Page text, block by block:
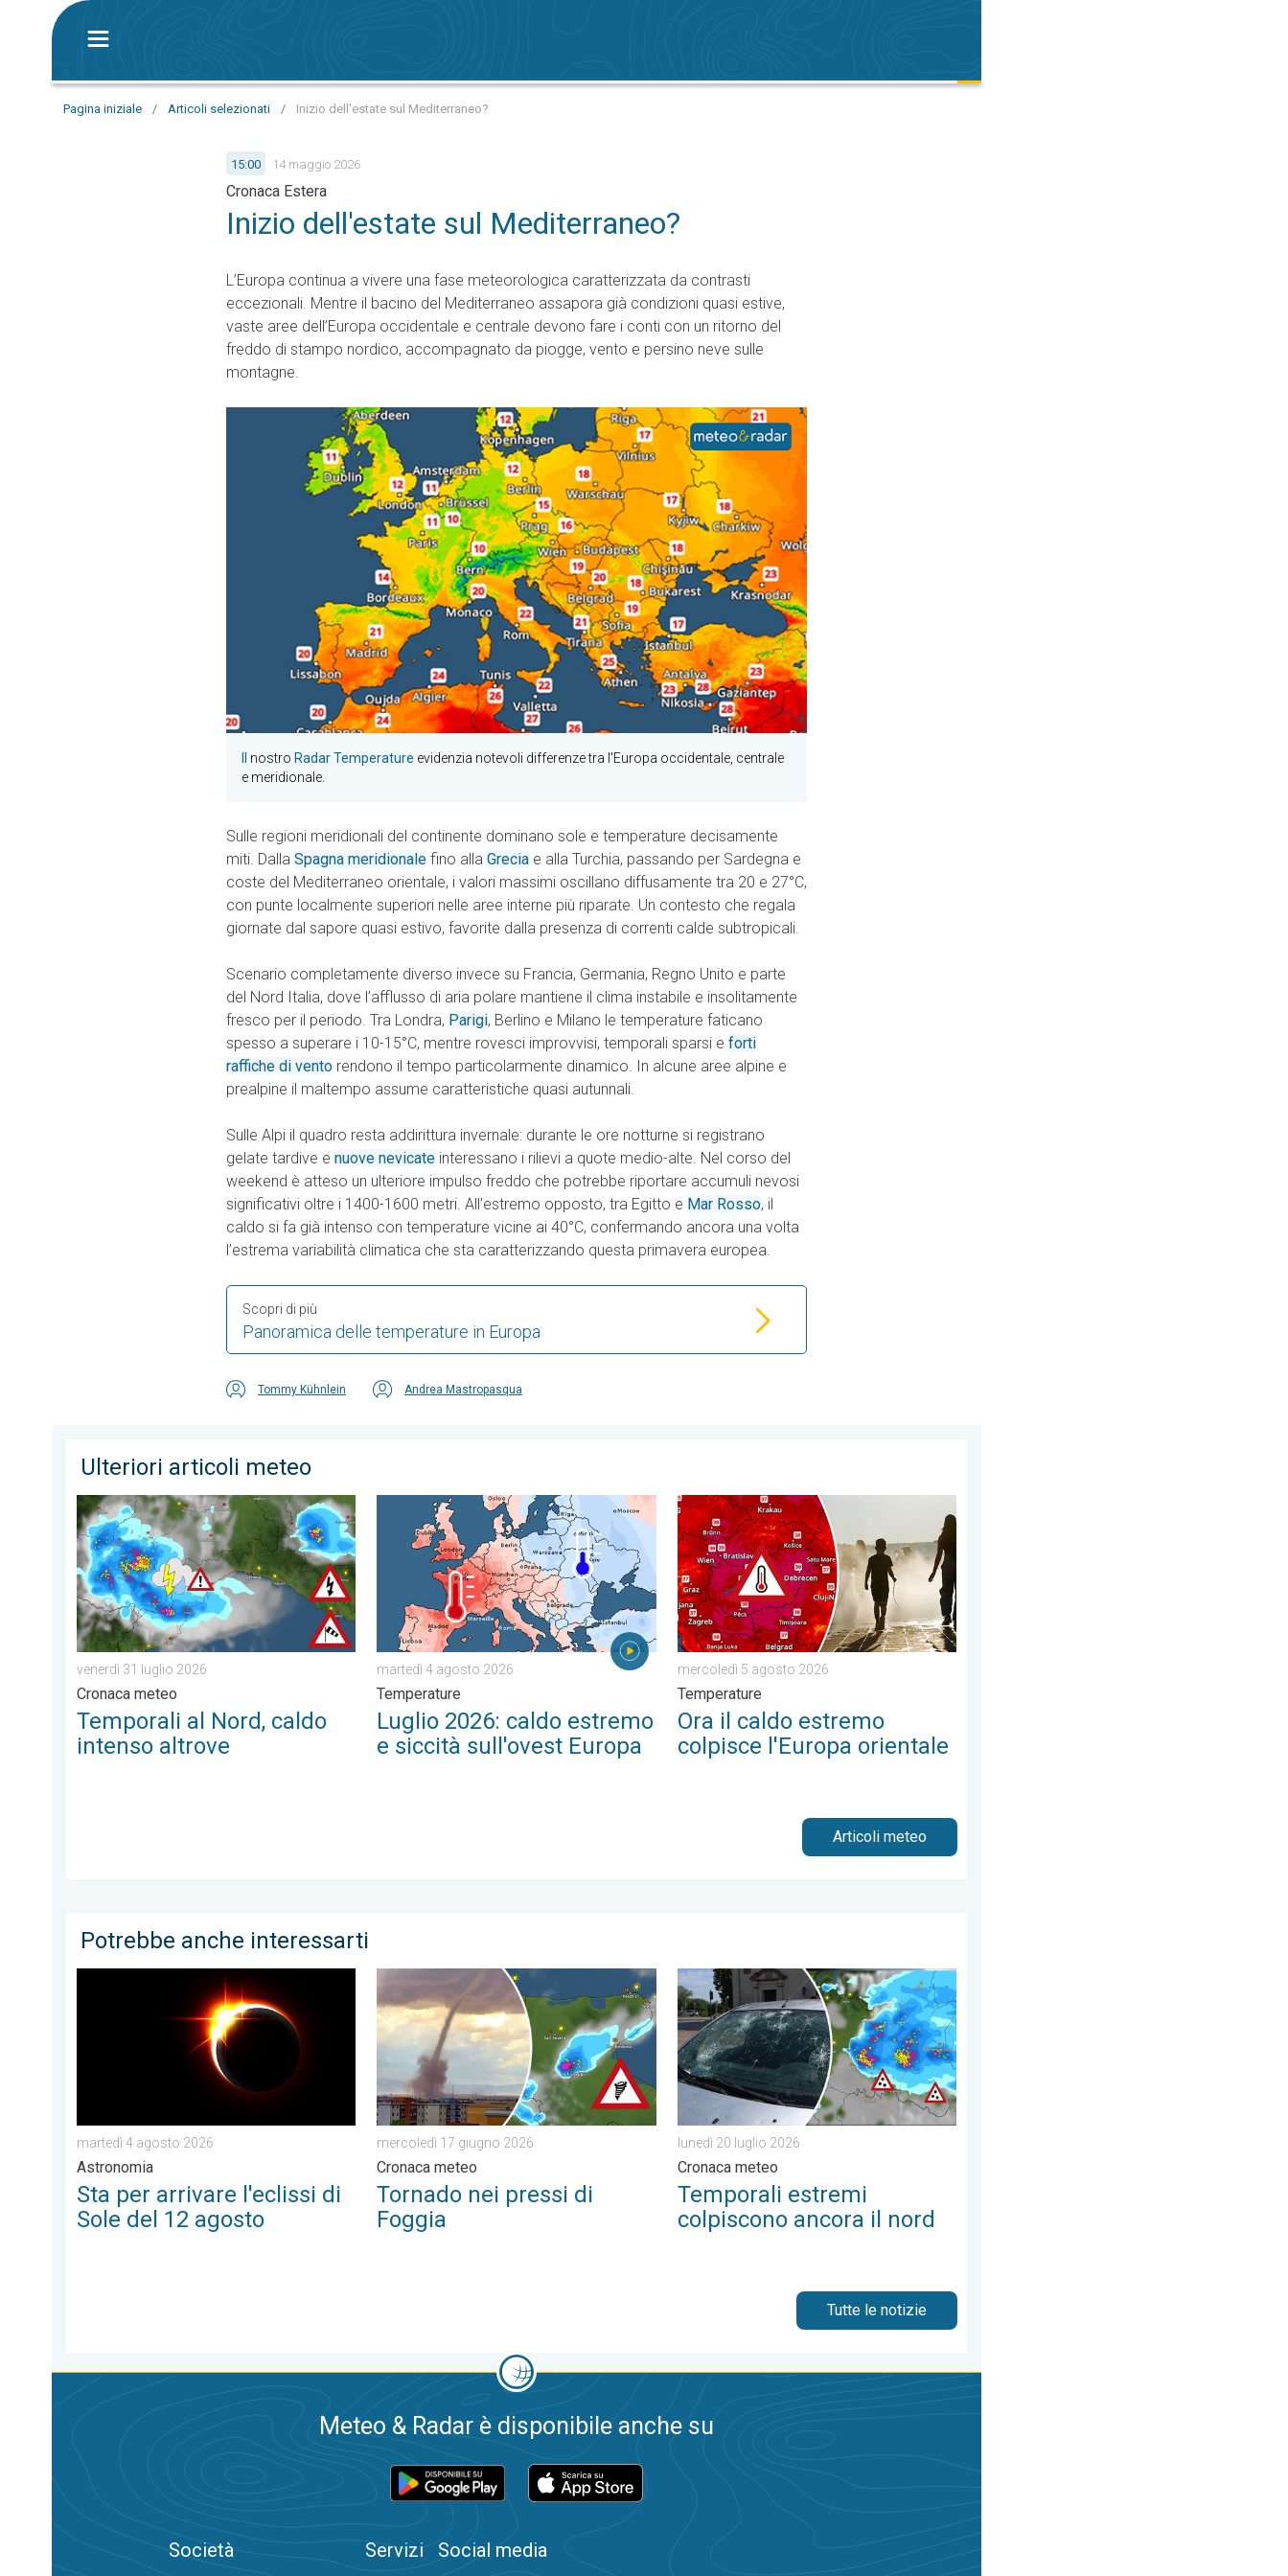
Pagina iniziale / Articoli selezionati / Inizio dell'estate sul Mediterraneo?
15:00 14 maggio 2026
Cronaca Estera
Inizio dell'estate sul Mediterraneo?
L’Europa continua a vivere una fase meteorologica caratterizzata da contrasti
eccezionali. Mentre il bacino del Mediterraneo assapora già condizioni quasi estive,
vaste aree dell’Europa occidentale e centrale devono fare i conti con un ritorno del
freddo di stampo nordico, accompagnato da piogge, vento e persino neve sulle
montagne.
nostro Radar Temperature evidenzia notevoli differenze tra l'Europa occidentale, centrale
e meridionale.
Sulle regioni meridionali del continente dominano sole e temperature decisamente
miti. Dalla Spagna meridionale fino alla Grecia e alla Turchia, passando per Sardegna e
coste del Mediterraneo orientale, i valori massimi oscillano diffusamente tra 20 e 27°C,
con punte localmente superiori nelle aree interne più riparate. Un contesto che regala
giornate dal sapore quasi estivo, favorite dalla presenza di correnti calde subtropicali.
Scenario completamente diverso invece su Francia, Germania, Regno Unito e parte
del Nord Italia, dove l’afflusso di aria polare mantiene il clima instabile e insolitamente
fresco per il periodo. Tra Londra, Parigi, Berlino e Milano le temperature faticano
spesso a superare i 10-15°C, mentre rovesci improvvisi, temporali sparsi e forti
raffiche di vento rendono il tempo particolarmente dinamico. In alcune aree alpine e
prealpine il maltempo assume caratteristiche quasi autunnali.
Sulle Alpi il quadro resta addirittura invernale: durante le ore notturne si registrano
gelate tardive e nuove nevicate interessano i rilievi a quote medio-alte. Nel corso del
weekend è atteso un ulteriore impulso freddo che potrebbe riportare accumuli nevosi
significativi oltre i 1400-1600 metri. All’estremo opposto, tra Egitto e Mar Rosso, il
caldo si fa già intenso con temperature vicine ai 40°C, confermando ancora una volta
l’estrema variabilità climatica che sta caratterizzando questa primavera europea.
Panoramica delle temperature in Europa
Scopri di più
Tommy Kühnlein Andrea Mastropasqua
Ulteriori articoli meteo
Temporali al Nord, caldo intenso altrove. Cronaca meteo. . . venerdì 31 luglio 2026
venerdì 31 luglio 2026
Cronaca meteo
Temporali al Nord, caldo
intenso altrove
Luglio 2026: caldo estremo e siccità sull'ovest Europa. Temperature. . . martedì 4 agosto 2026
martedì 4 agosto 2026
Temperature
Luglio 2026: caldo estremo
e siccità sull'ovest Europa
Ora il caldo estremo colpisce l'Europa orientale. Temperature. . . mercoledì 5 agosto 2026
mercoledì 5 agosto 2026
Temperature
Ora il caldo estremo
colpisce l'Europa orientale
Articoli meteo
Potrebbe anche interessarti
Sta per arrivare l'eclissi di Sole del 12 agosto. Astronomia. . . martedì 4 agosto 2026
martedì 4 agosto 2026
Astronomia
Sta per arrivare l'eclissi di
Sole del 12 agosto
Tornado nei pressi di Foggia. Cronaca meteo. . . mercoledì 17 giugno 2026
mercoledì 17 giugno 2026
Cronaca meteo
Tornado nei pressi di
Foggia
Temporali estremi colpiscono ancora il nord. Cronaca meteo. . . lunedì 20 luglio 2026
lunedì 20 luglio 2026
Cronaca meteo
Temporali estremi
colpiscono ancora il nord
Tutte le notizie
Meteo & Radar è disponibile anche su
Società Servizi Social media